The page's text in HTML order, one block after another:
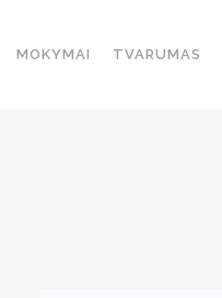
MOKYMAI TVARUMAS